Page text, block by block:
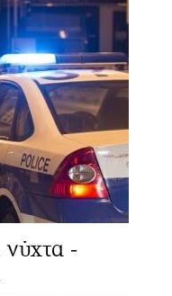
νύχτα -